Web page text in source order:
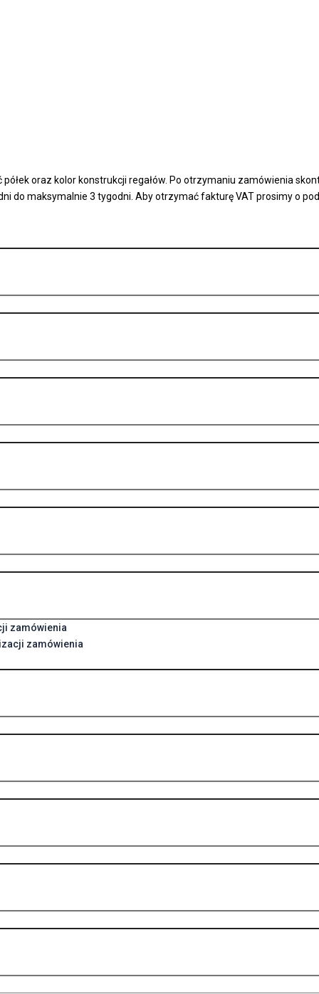
półek oraz kolor konstrukcji regałów. Po otrzymaniu zamówienia
do maksymalnie 3 tygodni. Aby otrzymać fakturę VAT prosimy o
zamówienia
zamówienia